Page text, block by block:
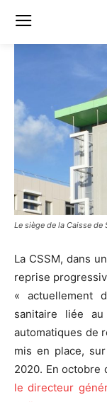
Le siège de la Caisse de
La CSSM, dans
reprise
« actuellement
sanitaire liée
automatiques de
mis en place,
2020. En octobre
le directeur